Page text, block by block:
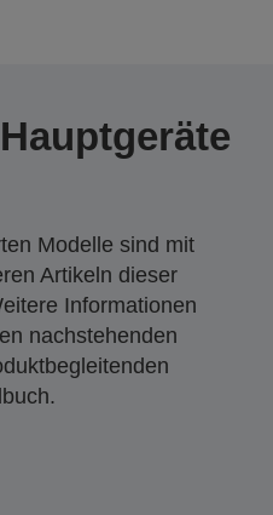
Modelle sind mit
Artikeln dieser
Informationen
nachstehenden